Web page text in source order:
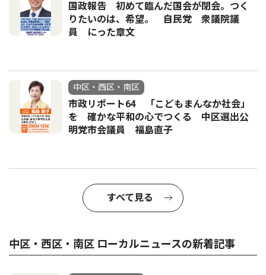
国政報告 初めて臨んだ国会が閉会。つく
りたいのは、希望。 自民党 衆議院議
員 にった章文
中区・西区・南区
市政リポート64 「こどもまんなか社会」
を 確かな平和の心でつくる 中区選出公
明党市会議員 福島直子
すべて見る
中区・西区・南区 ローカルニュースの新着記事